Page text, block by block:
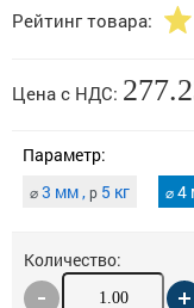
Рейтинг товара:
Цена с НДС:
Параметр:
⌀3 мм ,p 5 кг ⌀4
Количество: